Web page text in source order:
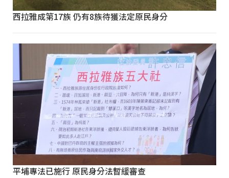
西拉雅成第17族 仍有8族待獲法定原民身分
平埔專法已施行 原民身分法暫緩審查